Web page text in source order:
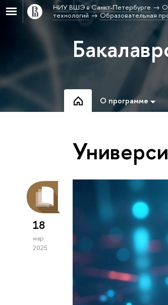
НИУ ВШЭ в Санкт-Петербурге
технологий
Образовательная
О программе
18
мар
2025